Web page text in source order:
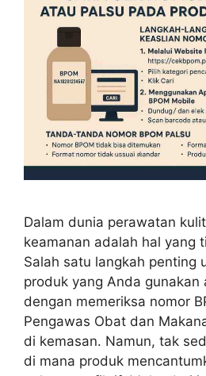
Dalam dunia perawatan
keamanan adalah hal yang
Salah satu langkah penting
produk yang Anda gunakan
dengan memeriksa nomor
Pengawas Obat dan
di kemasan. Namun, tak
di mana produk